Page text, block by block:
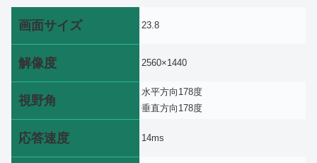
画面サイズ 23.8
解像度 2560×1440
視野角
水平方向178度
垂直方向178度
応答速度 14ms